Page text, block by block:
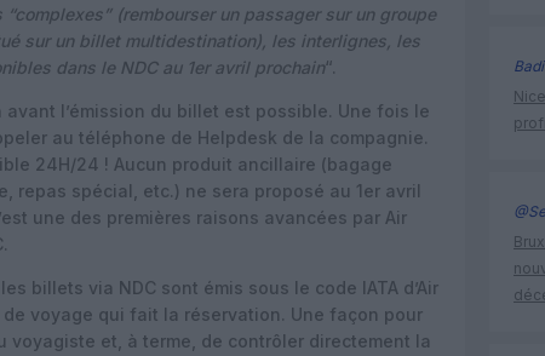
(rembourser un passager sur un groupe
sur un billet multidestination), les interlignes, les
dans le NDC au 1er avril prochain“.
l’émission du billet est possible. Une fois le
au téléphone de Helpdesk de la compagnie.
24H/24 ! Aucun produit ancillaire (bagage
repas spécial, etc.) ne sera proposé au 1er avril
une des premières raisons avancées par Air
billets via NDC sont émis sous le code IATA d’Air
voyage qui fait la réservation. Une façon pour
voyagiste et, à terme, de contrôler directement la